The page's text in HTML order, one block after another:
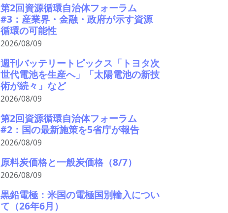
第2回資源循環自治体フォーラム
#3：産業界・金融・政府が示す資源
循環の可能性
2026/08/09
週刊バッテリートピックス「トヨタ次
世代電池を生産へ」「太陽電池の新技
術が続々」など
2026/08/09
第2回資源循環自治体フォーラム
#2：国の最新施策を5省庁が報告
2026/08/09
原料炭価格と一般炭価格（8/7）
2026/08/09
黒鉛電極：米国の電極国別輸入につい
て（26年6月）